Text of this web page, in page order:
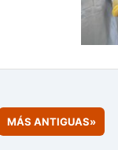
MÁS ANTIGUAS»